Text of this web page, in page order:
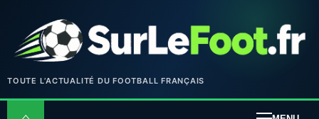
TOUTE L’ACTUALITÉ DU FOOTBALL FRANÇAIS